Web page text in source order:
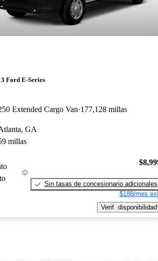
Ford E-Series
Extended Cargo Van 177,128 millas
GA
millas
Sin tasas de concesionario adicionales
$188/mes
Verif. disponibilidad